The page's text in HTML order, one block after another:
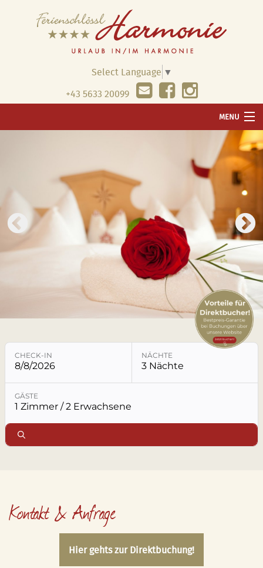
Select Language ▼
+43 5633 20099
MENU
WOHNUNGEN & PREISE
PAUSCHALEN & ANGEBOTE
CHECK-IN
8/8/2026
NÄCHTE
3 Nächte
GÄSTE
1 Zimmer / 2 Erwachsene
Kontakt & Anfrage
Hier gehts zur Direktbuchung!